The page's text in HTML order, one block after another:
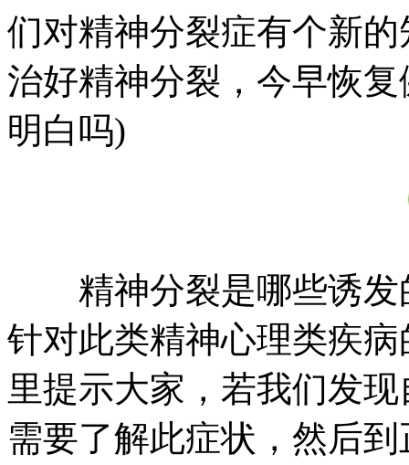
们对精神分裂症有个新
治好精神分裂，今早恢
明白吗)
精神分裂是哪些诱发
针对此类精神心理类疾
里提示大家，若我们发
需要了解此症状，然后